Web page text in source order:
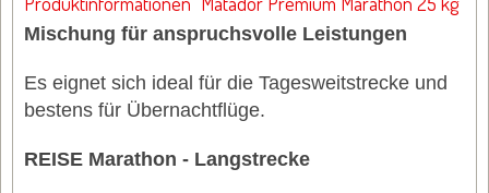
Mischung für anspruchsvolle Leistungen
Es eignet sich ideal für die Tagesweitstrecke und
bestens für Übernachtflüge.
REISE Marathon - Langstrecke